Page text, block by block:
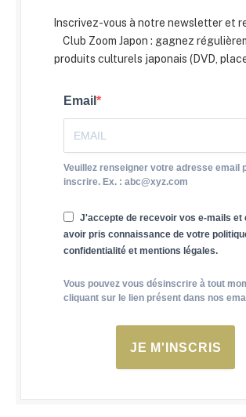
Inscrivez-vous à notre newsletter et
Club Zoom Japon : gagnez
produits culturels japonais (DVD,
Email
Veuillez renseigner votre adresse email
inscrire. Ex. : abc@xyz.com
J'accepte de recevoir vos e-mails et
avoir pris connaissance de votre
confidentialité et mentions légales.
Vous pouvez vous désinscrire à tout
cliquant sur le lien présent dans nos
JE M'INSCRIS